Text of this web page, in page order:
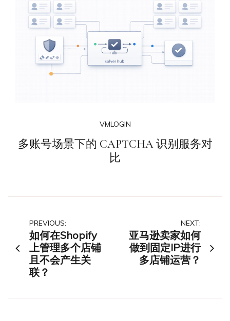
VMLOGIN
多账号场景下的 CAPTCHA 识别服务对
比
章
PREVIOUS:
如何在Shopify
上管理多个店铺
且不会产生关
联？
NEXT:
亚马逊卖家如何
做到固定IP进行
多店铺运营？